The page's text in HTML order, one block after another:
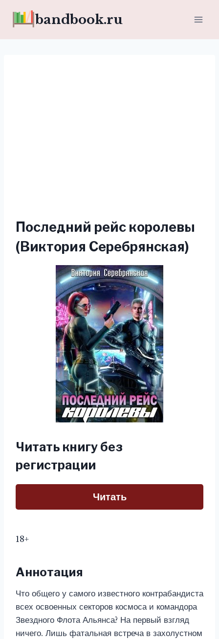
bandbook.ru
Последний рейс королевы
(Виктория Серебрянская)
Читать книгу без
регистрации
Читать
18+
Аннотация
Что общего у самого известного контрабандиста
всех освоенных секторов космоса и командора
Звездного Флота Альянса? На первый взгляд
ничего. Лишь фатальная встреча в захолустном